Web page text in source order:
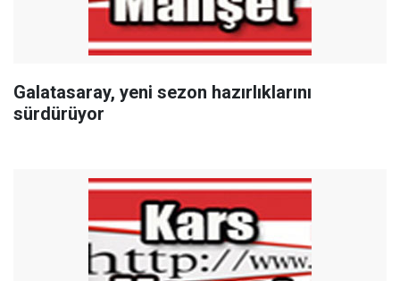
Galatasaray, yeni sezon hazırlıklarını
sürdürüyor